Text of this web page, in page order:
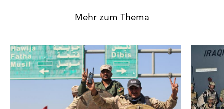
Mehr zum Thema